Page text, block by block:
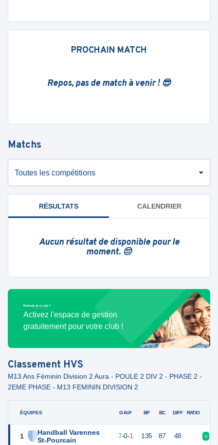
PROCHAIN MATCH
Repos, pas de match à venir ! 😎
Matchs
Toutes les compétitions
RÉSULTATS CALENDRIER
Aucun résultat de disponible pour le
moment. 😔
Bénévole de ce club ?
Activez l'espace de gestion
gratuitement pour votre club !
Classement HVS
M13 Ans Féminin Division 2 Aura - POULE 2 DIV 2 - PHASE 2 -
2EME PHASE - M13 FEMININ DIVISION 2
ÉQUIPES
1
Handball Varennes
St-Pourcain
G-N-P BP BC DIFF RATIO
22 7-0-1 135 87 48 V